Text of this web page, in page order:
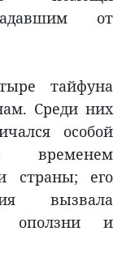
от
тайфуна
Среди них
особой
временем
страны; его
вызвала
оползни и